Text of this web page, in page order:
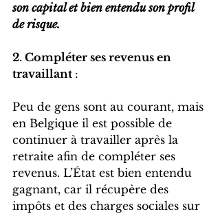
son capital et bien entendu son profil
de risque.
2. Compléter ses revenus en
travaillant :
Peu de gens sont au courant, mais
en Belgique il est possible de
continuer à travailler après la
retraite afin de compléter ses
revenus. L’État est bien entendu
gagnant, car il récupère des
impôts et des charges sociales sur